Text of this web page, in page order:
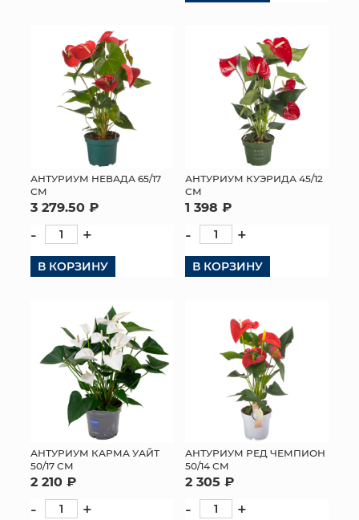
АНТУРИУМ НЕВАДА 65/17
СМ
3 279.50 ₽
- +
В КОРЗИНУ
АНТУРИУМ КУЭРИДА 45/12
СМ
1 398 ₽
- +
В КОРЗИНУ
АНТУРИУМ КАРМА УАЙТ
50/17 СМ
2 210 ₽
- +
АНТУРИУМ РЕД ЧЕМПИОН
50/14 СМ
2 305 ₽
- +